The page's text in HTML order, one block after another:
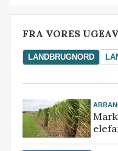
FRA VORES
LANDBRUGNORD